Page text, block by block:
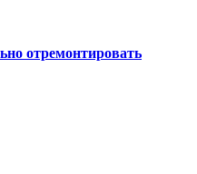
отремонтировать